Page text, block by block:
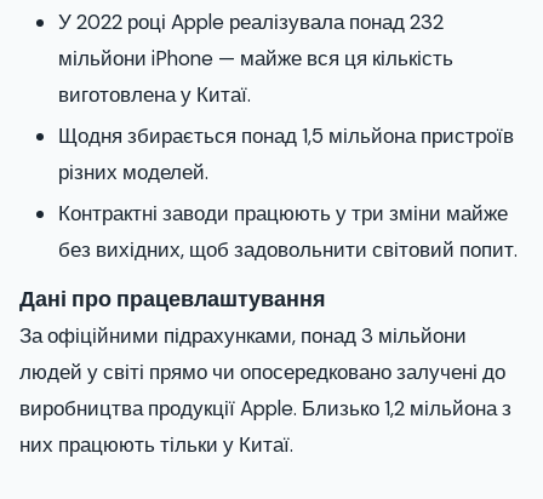
У 2022 році Apple реалізувала понад 232
мільйони iPhone — майже вся ця кількість
виготовлена у Китаї.
Щодня збирається понад 1,5 мільйона пристроїв
різних моделей.
Контрактні заводи працюють у три зміни майже
без вихідних, щоб задовольнити світовий попит.
Дані про працевлаштування
За офіційними підрахунками, понад 3 мільйони
людей у світі прямо чи опосередковано залучені до
виробництва продукції Apple. Близько 1,2 мільйона з
них працюють тільки у Китаї.